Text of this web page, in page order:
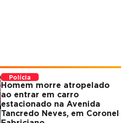
Polícia
Homem morre atropelado
ao entrar em carro
estacionado na Avenida
Tancredo Neves, em Coronel